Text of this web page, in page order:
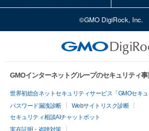
©GMO DigiRock, Inc.
GMOインターネットグループのセキュリティ
世界初総合ネットセキュリティサービス「GMOセキュ
パスワード漏洩診断
Webサイトリスク診断
セキュリティ相談AIチャットボット
実在証明・盗聴対策